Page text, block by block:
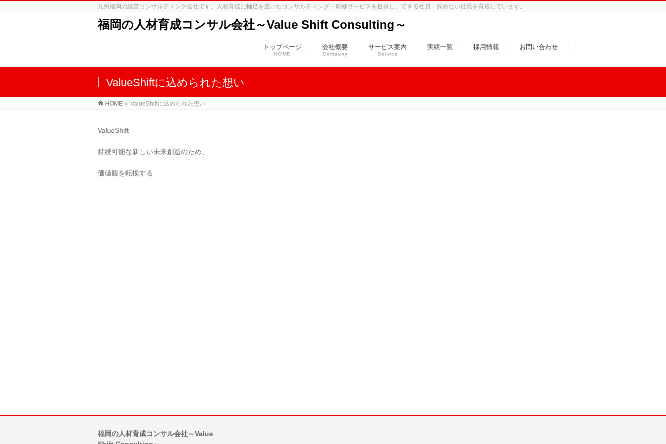
九州福岡の経営コンサルティング会社です。人材育成に軸足を置いたコンサルティング・研修サービスを提供し、できる社員・辞めない社員を育成しています。
福岡の人材育成コンサル会社～Value Shift Consulting～
トップページ
HOME
会社概要
Company
サービス案内
Service
実績一覧 採用情報 お問い合わせ
ValueShiftに込められた想い
HOME » ValueShiftに込められた想い
ValueShift
持続可能な新しい未来創造のため、
価値観を転換する
福岡の人材育成コンサル会社～Value